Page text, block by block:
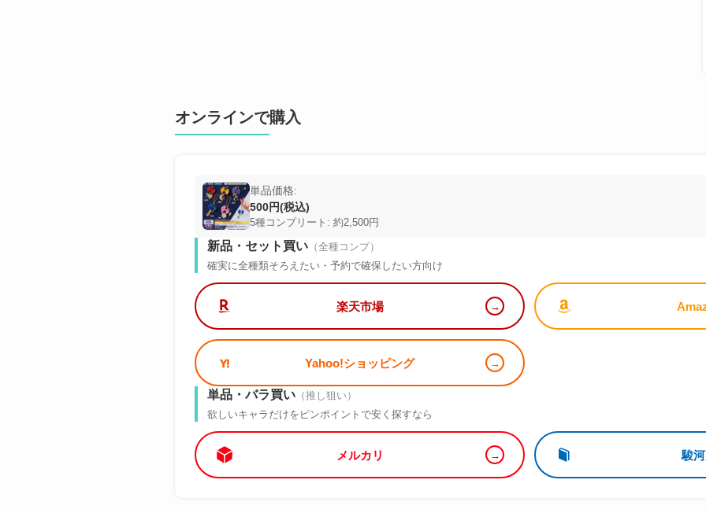
オンラインで購入
単品価格:
500円(税込)
5種コンプリート: 約2,500円
新品・セット買い （全種コンプ）
確実に全種類そろえたい・予約で確保したい方向け
楽天市場
Yahoo!ショッピング
単品・バラ買い （推し狙い）
欲しいキャラだけをピンポイントで安く探すなら
メルカリ 駿